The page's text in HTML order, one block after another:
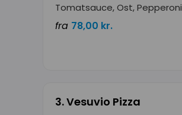
Tomatsauce, Ost, Pepperoni
fra 78,00 kr.
3. Vesuvio Pizza